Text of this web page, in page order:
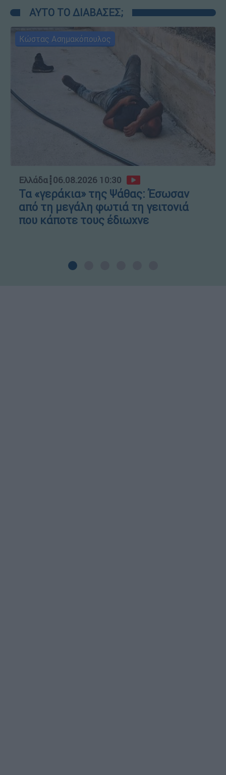
ΑΥΤΟ ΤΟ ΔΙΑΒΑΣΕΣ;
Κώστας Ασημακόπουλος
Ελλάδα┋06.08.2026 10:30
Τα «γεράκια» της Ψάθας: Έσωσαν
από τη μεγάλη φωτιά τη γειτονιά
που κάποτε τους έδιωχνε